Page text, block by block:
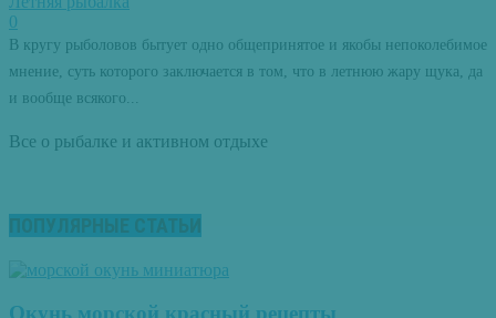
0
В кругу рыболовов бытует одно общепринятое и якобы непоколебимое
мнение, суть которого заключается в том, что в летнюю жару щука, да
и вообще всякого...
Все о рыбалке и активном отдыхе
ПОПУЛЯРНЫЕ СТАТЬИ
Окунь морской красный рецепты